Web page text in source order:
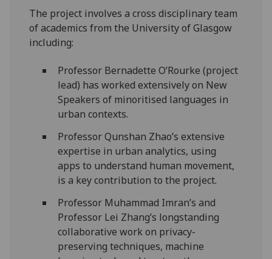
The project involves a cross disciplinary team
of academics from the University of Glasgow
including:
Professor Bernadette O’Rourke (project
lead) has worked extensively on New
Speakers of minoritised languages in
urban contexts.
Professor Qunshan Zhao’s extensive
expertise in urban analytics, using
apps to understand human movement,
is a key contribution to the project.
Professor Muhammad Imran’s and
Professor Lei Zhang’s longstanding
collaborative work on privacy-
preserving techniques, machine